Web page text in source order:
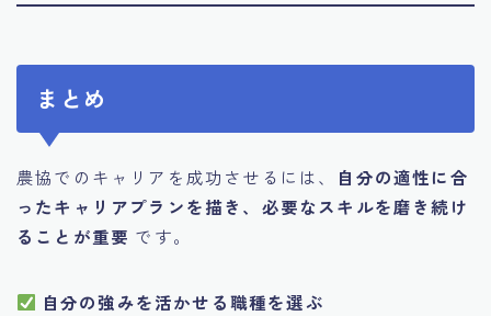
まとめ
農協でのキャリアを成功させるには、
自分の適性に合
ったキャリアプランを描き、必要なスキルを磨き続け
ることが重要 です。
自分の強みを活かせる職種を選ぶ